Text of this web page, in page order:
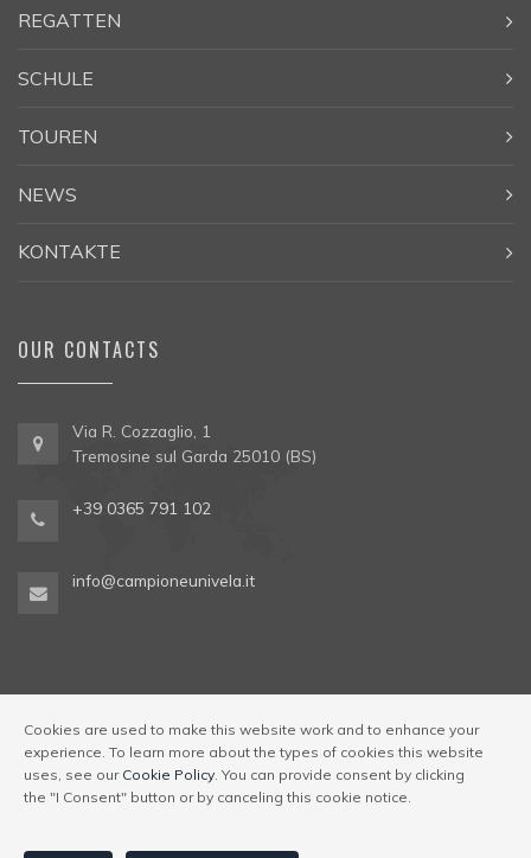
REGATTEN
SCHULE
TOUREN
NEWS
KONTAKTE
OUR CONTACTS
Via R. Cozzaglio, 1
Tremosine sul Garda 25010 (BS)
+39 0365 791 102
info@campioneunivela.it
© Univela Sailing Società Sportiva Dilettantistica a R.L. Codice
Regione 017189-OST-00001 | Via R. Cozzaglio, 1,
25010 Tremosine sul Garda (BS)
p.iva e c.f.: 03196250983
Cookies are used to make this website work and to enhance your
experience. To learn more about the types of cookies this website
uses, see our Cookie Policy. You can provide consent by clicking
the "I Consent" button or by canceling this cookie notice.